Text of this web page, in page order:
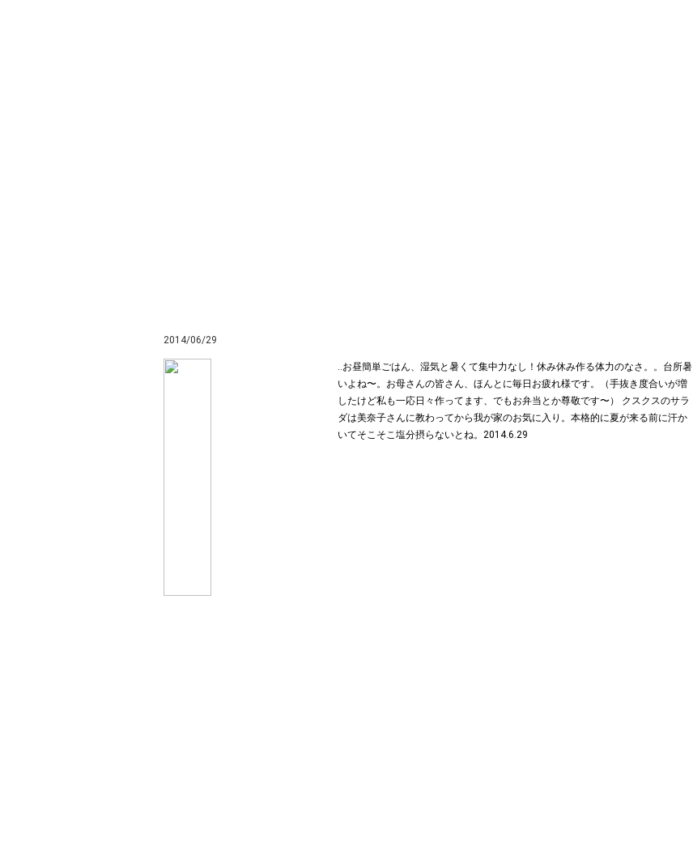
2014/06/29
‥お昼簡単ごはん、湿気と暑くて集中力なし！休み休み作る体力のなさ。。台所暑
いよね〜。お母さんの皆さん、ほんとに毎日お疲れ様です。（手抜き度合いが増
したけど私も一応日々作ってます、でもお弁当とか尊敬です〜） クスクスのサラ
ダは美奈子さんに教わってから我が家のお気に入り。本格的に夏が来る前に汗か
いてそこそこ塩分摂らないとね。2014.6.29